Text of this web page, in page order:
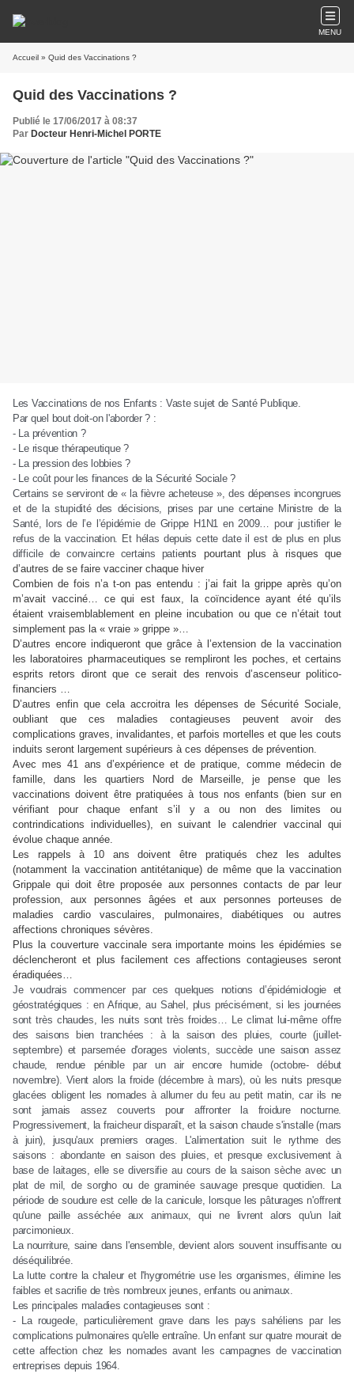
MENU
Accueil » Quid des Vaccinations ?
Quid des Vaccinations ?
Publié le 17/06/2017 à 08:37
Par Docteur Henri-Michel PORTE
Les Vaccinations de nos Enfants : Vaste sujet de Santé Publique.
Par quel bout doit-on l'aborder ? :
- La prévention ?
- Le risque thérapeutique ?
- La pression des lobbies ?
- Le coût pour les finances de la Sécurité Sociale ?
Certains se serviront de « la fièvre acheteuse », des dépenses incongrues
et de la stupidité des décisions, prises par une certaine Ministre de la
Santé, lors de l’e l’épidémie de Grippe H1N1 en 2009… pour justifier le
refus de la vaccination. Et hélas depuis cette date il est de plus en plus
difficile de convaincre certains patients pourtant plus à risques que
d’autres de se faire vacciner chaque hiver
Combien de fois n’a t-on pas entendu : j’ai fait la grippe après qu’on
m’avait vacciné… ce qui est faux, la coïncidence ayant été qu’ils
étaient vraisemblablement en pleine incubation ou que ce n’était tout
simplement pas la « vraie » grippe »…
D’autres encore indiqueront que grâce à l’extension de la vaccination
les laboratoires pharmaceutiques se rempliront les poches, et certains
esprits retors diront que ce serait des renvois d’ascenseur politico-
financiers …
D’autres enfin que cela accroitra les dépenses de Sécurité Sociale,
oubliant que ces maladies contagieuses peuvent avoir des
complications graves, invalidantes, et parfois mortelles et que les couts
induits seront largement supérieurs à ces dépenses de prévention.
Avec mes 41 ans d’expérience et de pratique, comme médecin de
famille, dans les quartiers Nord de Marseille, je pense que les
vaccinations doivent être pratiquées à tous nos enfants (bien sur en
vérifiant pour chaque enfant s’il y a ou non des limites ou
contrindications individuelles), en suivant le calendrier vaccinal qui
évolue chaque année.
Les rappels à 10 ans doivent être pratiqués chez les adultes
(notamment la vaccination antitétanique) de même que la vaccination
Grippale qui doit être proposée aux personnes contacts de par leur
profession, aux personnes âgées et aux personnes porteuses de
maladies cardio vasculaires, pulmonaires, diabétiques ou autres
affections chroniques sévères.
Plus la couverture vaccinale sera importante moins les épidémies se
déclencheront et plus facilement ces affections contagieuses seront
éradiquées…
Je voudrais commencer par ces quelques notions d’épidémiologie et
géostratégiques : en Afrique, au Sahel, plus précisément, si les journées
sont très chaudes, les nuits sont très froides… Le climat lui-même offre
des saisons bien tranchées : à la saison des pluies, courte (juillet-
septembre) et parsemée d'orages violents, succède une saison assez
chaude, rendue pénible par un air encore humide (octobre- début
novembre). Vient alors la froide (décembre à mars), où les nuits presque
glacées obligent les nomades à allumer du feu au petit matin, car ils ne
sont jamais assez couverts pour affronter la froidure nocturne.
Progressivement, la fraicheur disparaît, et la saison chaude s'installe (mars
à juin), jusqu'aux premiers orages. L'alimentation suit le rythme des
saisons : abondante en saison des pluies, et presque exclusivement à
base de laitages, elle se diversifie au cours de la saison sèche avec un
plat de mil, de sorgho ou de graminée sauvage presque quotidien. La
période de soudure est celle de la canicule, lorsque les pâturages n'offrent
qu'une paille asséchée aux animaux, qui ne livrent alors qu'un lait
parcimonieux.
La nourriture, saine dans l'ensemble, devient alors souvent insuffisante ou
déséquilibrée.
La lutte contre la chaleur et l'hygrométrie use les organismes, élimine les
faibles et sacrifie de très nombreux jeunes, enfants ou animaux.
Les principales maladies contagieuses sont :
- La rougeole, particulièrement grave dans les pays sahéliens par les
complications pulmonaires qu'elle entraîne. Un enfant sur quatre mourait de
cette affection chez les nomades avant les campagnes de vaccination
entreprises depuis 1964.